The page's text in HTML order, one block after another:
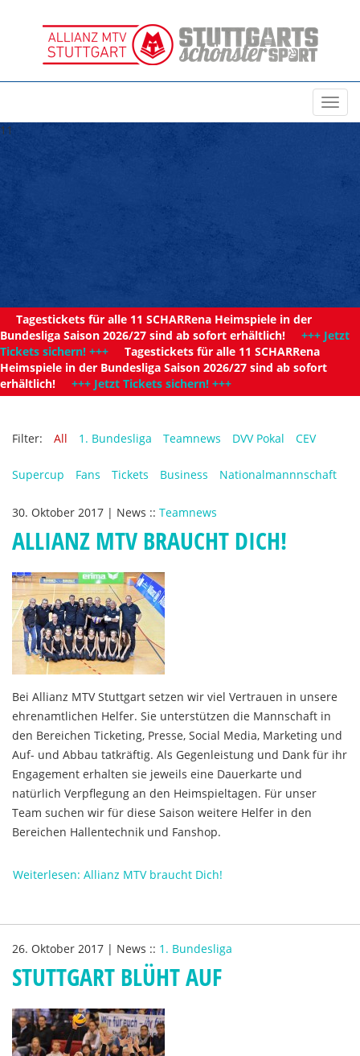
11
Tagestickets für alle 11 SCHARRena Heimspiele in der
Bundesliga Saison 2026/27 sind ab sofort erhältlich! +++ Jetzt
Tickets sichern! +++ Tagestickets für alle 11 SCHARRena
Heimspiele in der Bundesliga Saison 2026/27 sind ab sofort
erhältlich! +++ Jetzt Tickets sichern! +++
Filter: All 1. Bundesliga Teamnews DVV Pokal CEV
Supercup Fans Tickets Business Nationalmannnschaft
30. Oktober 2017 | News :: Teamnews
ALLIANZ MTV BRAUCHT DICH!
Bei Allianz MTV Stuttgart setzen wir viel Vertrauen in unsere
ehrenamtlichen Helfer. Sie unterstützen die Mannschaft in
den Bereichen Ticketing, Presse, Social Media, Marketing und
Auf- und Abbau tatkräftig. Als Gegenleistung und Dank für ihr
Engagement erhalten sie jeweils eine Dauerkarte und
natürlich Verpflegung an den Heimspieltagen. Für unser
Team suchen wir für diese Saison weitere Helfer in den
Bereichen Hallentechnik und Fanshop.
Weiterlesen: Allianz MTV braucht Dich!
26. Oktober 2017 | News :: 1. Bundesliga
STUTTGART BLÜHT AUF